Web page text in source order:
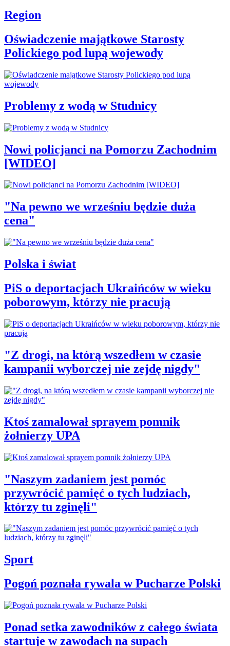
Region
Oświadczenie majątkowe Starosty
Polickiego pod lupą wojewody
Problemy z wodą w Studnicy
Nowi policjanci na Pomorzu Zachodnim
[WIDEO]
"Na pewno we wrześniu będzie duża
cena"
Polska i świat
PiS o deportacjach Ukraińców w wieku
poborowym, którzy nie pracują
"Z drogi, na którą wszedłem w czasie
kampanii wyborczej nie zejdę nigdy"
Ktoś zamalował sprayem pomnik
żołnierzy UPA
"Naszym zadaniem jest pomóc
przywrócić pamięć o tych ludziach,
którzy tu zginęli"
Sport
Pogoń poznała rywala w Pucharze Polski
Ponad setka zawodników z całego świata
startuje w zawodach na supach